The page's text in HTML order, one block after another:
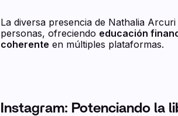
La diversa presencia de Nathalia
personas, ofreciendo educación
coherente en múltiples plataformas.
Instagram: Potenciando la